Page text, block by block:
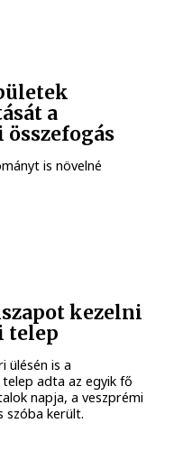
a
is növelné
kezelni
telep
ülésén is a
adta az egyik fő
napja, a veszprémi
szóba került.